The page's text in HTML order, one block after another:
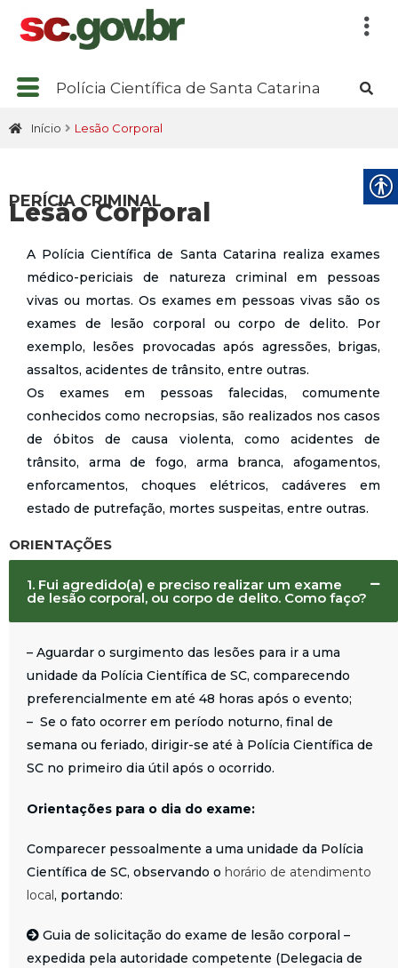
Polícia Científica de Santa Catarina
Início Lesão Corporal
PERÍCIA CRIMINAL
Lesão Corporal
A Polícia Científica de Santa Catarina realiza exames
médico-periciais de natureza criminal em pessoas
vivas ou mortas. Os exames em pessoas vivas são os
exames de lesão corporal ou corpo de delito. Por
exemplo, lesões provocadas após agressões, brigas,
assaltos, acidentes de trânsito, entre outras.
Os exames em pessoas falecidas, comumente
conhecidos como necropsias, são realizados nos casos
de óbitos de causa violenta, como acidentes de
trânsito, arma de fogo, arma branca, afogamentos,
enforcamentos, choques elétricos, cadáveres em
estado de putrefação, mortes suspeitas, entre outras.
ORIENTAÇÕES
1. Fui agredido(a) e preciso realizar um exame
de lesão corporal, ou corpo de delito. Como faço?
– Aguardar o surgimento das lesões para ir a uma
unidade da Polícia Científica de SC, comparecendo
preferencialmente em até 48 horas após o evento;
– Se o fato ocorrer em período noturno, final de
semana ou feriado, dirigir-se até à Polícia Científica de
SC no primeiro dia útil após o ocorrido.
Orientações para o dia do exame:
Comparecer pessoalmente a uma unidade da Polícia
Científica de SC, observando o horário de atendimento
local, portando:
Guia de solicitação do exame de lesão corporal –
expedida pela autoridade competente (Delegacia de